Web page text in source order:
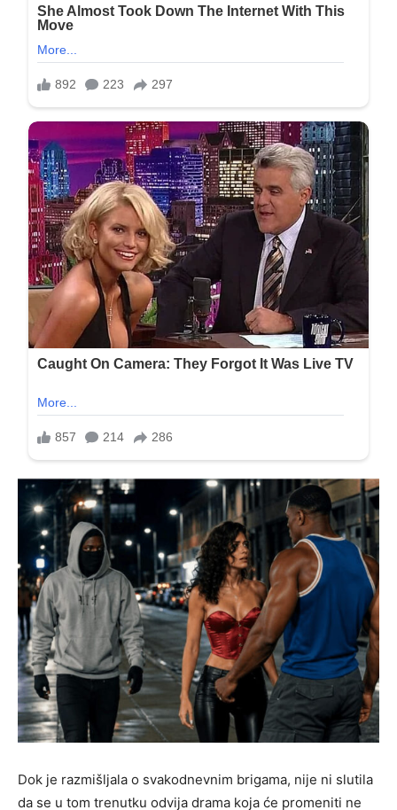
Dok je razmišljala o svakodnevnim brigama, nije ni slutila
da se u tom trenutku odvija drama koja će promeniti ne